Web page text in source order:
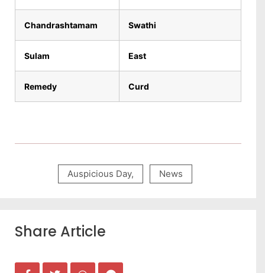
Chandrashtamam Swathi
Sulam East
Remedy Curd
Auspicious Day, News
Share Article